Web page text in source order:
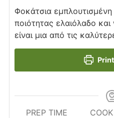
Φοκάτσια
ποιότητας ελαιόλαδο και
είναι μια από τις
PREP TIME